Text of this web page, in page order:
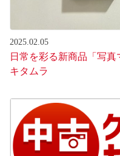
2025.02.05
日常を彩る新商品「写
キタムラ